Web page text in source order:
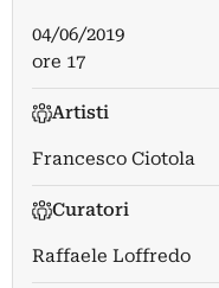
04/06/2019
ore 17
Artisti
Francesco Ciotola
Curatori
Raffaele Loffredo